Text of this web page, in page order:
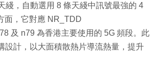
綫，自動選用 8 條天綫中訊號最強的 4
面，它對應 NR_TDD
及 n79 為香港主要使用的 5G 頻段。此
設計，以大面積散熱片導流熱量，提升